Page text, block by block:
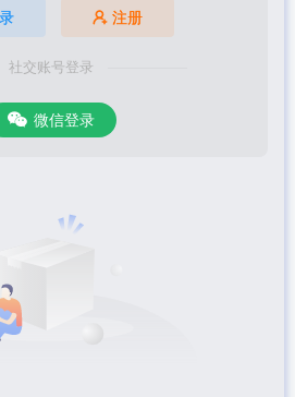
注册
社交账号登录
微信登录